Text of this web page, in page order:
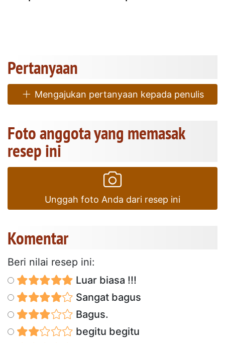
Pertanyaan
Mengajukan pertanyaan kepada penulis
Foto anggota yang memasak
resep ini
Unggah foto Anda dari resep ini
Komentar
Beri nilai resep ini:
Luar biasa !!!
Sangat bagus
Bagus.
begitu begitu